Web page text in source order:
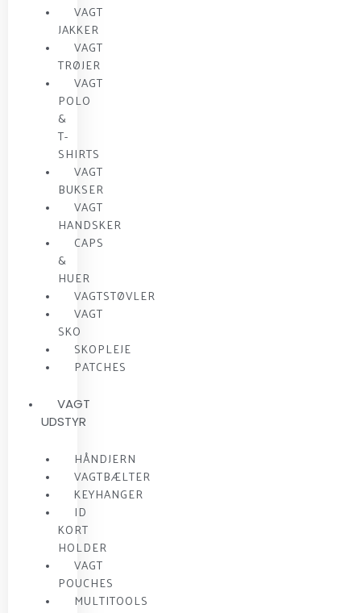
VAGT
JAKKER
VAGT
TRØJER
VAGT
POLO
&
T-
SHIRTS
VAGT
BUKSER
VAGT
HANDSKER
CAPS
&
HUER
VAGTSTØVLER
VAGT
SKO
SKOPLEJE
PATCHES
VAGT
UDSTYR
HÅNDJERN
VAGTBÆLTER
KEYHANGER
ID
KORT
HOLDER
VAGT
POUCHES
MULTITOOLS